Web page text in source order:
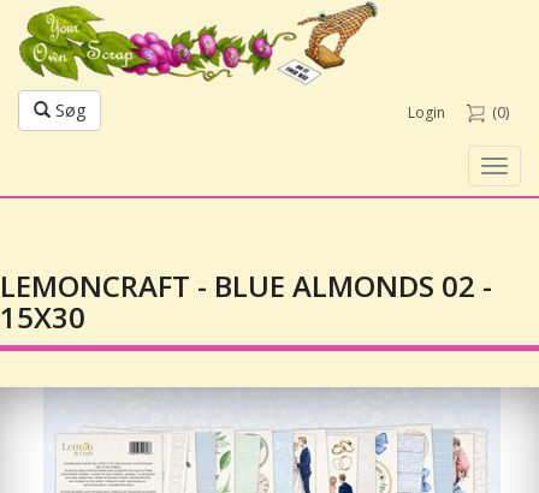
Søg Login (0)
LEMONCRAFT - BLUE ALMONDS 02 -
15X30